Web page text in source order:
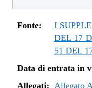
dal 10/08/2019 al
dal 11/07/2019 al
dal 01/01/2019 al
dal 16/08/2018 al
dal 15/02/2018 al
Fonte:
I
DEL 17
51 DEL
Data di entrata in
Allegati: Allegato